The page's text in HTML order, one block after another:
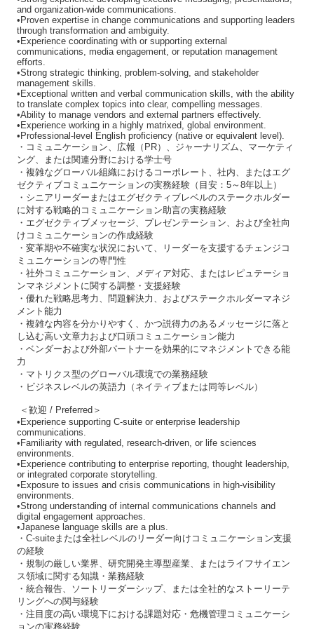
and organization-wide communications.
•Proven expertise in change communications and supporting leaders
through transformation and ambiguity.
•Experience coordinating with or supporting external
communications, media engagement, or reputation management
efforts.
•Strong strategic thinking, problem-solving, and stakeholder
management skills.
•Exceptional written and verbal communication skills, with the ability
to translate complex topics into clear, compelling messages.
•Ability to manage vendors and external partners effectively.
•Experience working in a highly matrixed, global environment.
•Professional-level English proficiency (native or equivalent level).
・コミュニケーション、広報（PR）、ジャーナリズム、マーケティ
ング、または関連分野における学士号
・複雑なグローバル組織におけるコーポレート、社内、またはエグ
ゼクティブコミュニケーションの実務経験（目安：5～8年以上）
・シニアリーダーまたはエグゼクティブレベルのステークホルダー
に対する戦略的コミュニケーション助言の実務経験
・エグゼクティブメッセージ、プレゼンテーション、および全社向
けコミュニケーションの作成経験
・変革期や不確実な状況において、リーダーを支援するチェンジコ
ミュニケーションの専門性
・社外コミュニケーション、メディア対応、またはレピュテーショ
ンマネジメントに関する調整・支援経験
・優れた戦略思考力、問題解決力、およびステークホルダーマネジ
メント能力
・複雑な内容を分かりやすく、かつ説得力のあるメッセージに落と
し込む高い文章力および口頭コミュニケーション能力
・ベンダーおよび外部パートナーを効果的にマネジメントできる能
力
・マトリクス型のグローバル環境での業務経験
・ビジネスレベルの英語力（ネイティブまたは同等レベル）
＜歓迎 / Preferred＞
•Experience supporting C-suite or enterprise leadership
communications.
•Familiarity with regulated, research-driven, or life sciences
environments.
•Experience contributing to enterprise reporting, thought leadership,
or integrated corporate storytelling.
•Exposure to issues and crisis communications in high-visibility
environments.
•Strong understanding of internal communications channels and
digital engagement approaches.
•Japanese language skills are a plus.
・C-suiteまたは全社レベルのリーダー向けコミュニケーション支援
の経験
・規制の厳しい業界、研究開発主導型産業、またはライフサイエン
ス領域に関する知識・業務経験
・統合報告、ソートリーダーシップ、または全社的なストーリーテ
リングへの関与経験
・注目度の高い環境下における課題対応・危機管理コミュニケーシ
ョンの実務経験